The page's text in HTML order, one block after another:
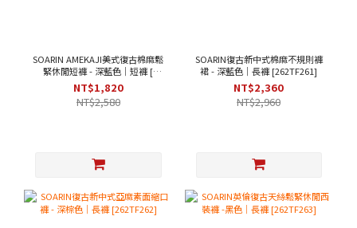
SOARIN AMEKAJI美式復古棉麻鬆
緊休閒短褲 - 深藍色｜短褲 [
262TF282]
NT$1,820
NT$2,580
SOARIN復古新中式棉麻不規則褲
裙 - 深藍色｜長褲 [262TF261]
NT$2,360
NT$2,960